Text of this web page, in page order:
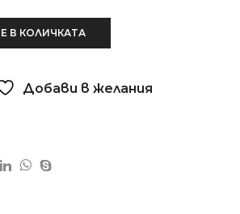
В КОЛИЧКАТА
Добави в желания